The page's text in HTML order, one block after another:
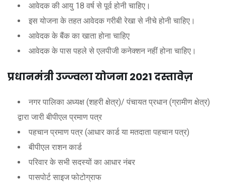
आवेदक की आयु 18 वर्ष से पूर्व होनी चाहिए।
इस योजना के तहत आवेदक गरीबी रेखा से नीचे होनी चाहिए।
आवेदक के बैंक का खाता होना चाहिए
आवेदक के पास पहले से एलपीजी कनेक्शन नहीं होना चाहिए।
प्रधानमंत्री उज्ज्वला योजना 2021 दस्तावेज़
नगर पालिका अध्यक्ष (शहरी क्षेत्र)/ पंचायत प्रधान (ग्रामीण क्षेत्र)
द्वारा जारी बीपीएल प्रमाण पत्र
पहचान प्रमाण पत्र (आधार कार्ड या मतदाता पहचान पत्र)
बीपीएल राशन कार्ड
परिवार के सभी सदस्यों का आधार नंबर
पासपोर्ट साइज फोटोग्राफ